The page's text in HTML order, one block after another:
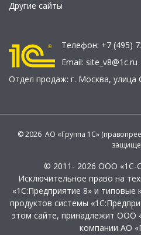
Другие сайты
Телефон: +7 (495)
Email: site_v8@1c.ru
Отдел продаж: г. Москва, улица
© 2026 АО «Группа 1С»
© 2011- 2026 ООО «1С-
Исключительное право на
«1С:Предприятие 8» и типовые
продуктов системы
этом сайте, принадлежит ООО
компании АО